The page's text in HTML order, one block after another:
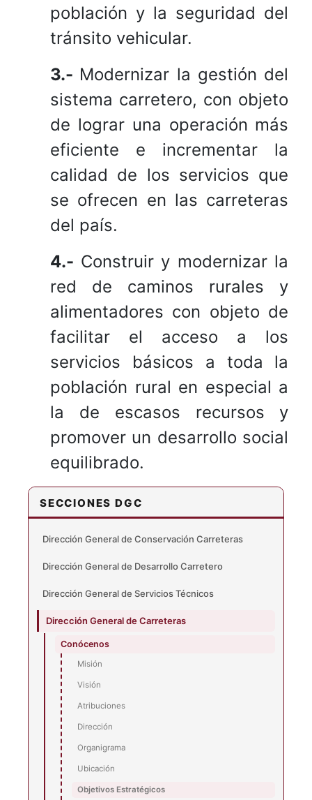
población y la seguridad del
tránsito vehicular.
3.- Modernizar la gestión del
sistema carretero, con objeto
de lograr una operación más
eficiente e incrementar la
calidad de los servicios que
se ofrecen en las carreteras
del país.
4.- Construir y modernizar la
red de caminos rurales y
alimentadores con objeto de
facilitar el acceso a los
servicios básicos a toda la
población rural en especial a
la de escasos recursos y
promover un desarrollo social
equilibrado.
SECCIONES DGC
Dirección General de Conservación Carreteras
Dirección General de Desarrollo Carretero
Dirección General de Servicios Técnicos
Dirección General de Carreteras
Conócenos
Misión
Visión
Atribuciones
Dirección
Organigrama
Ubicación
Objetivos Estratégicos